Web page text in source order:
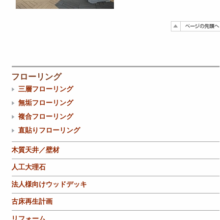
フローリング
三層フローリング
無垢フローリング
複合フローリング
直貼りフローリング
木質天井／壁材
人工大理石
法人様向けウッドデッキ
古床再生計画